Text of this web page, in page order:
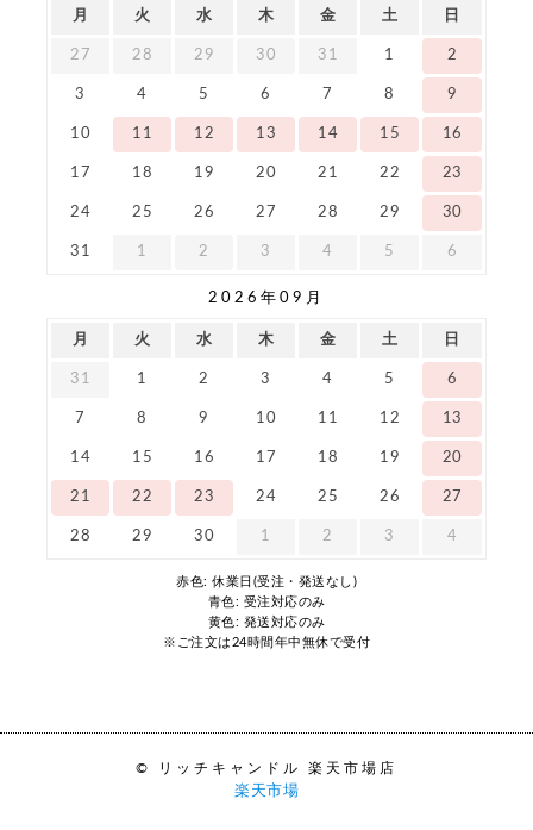
月 火 水 木 金 土 日
27 28 29 30 31 1 2
3 4 5 6 7 8 9
10 11 12 13 14 15 16
17 18 19 20 21 22 23
24 25 26 27 28 29 30
31 1 2 3 4 5 6
2026年09月
月 火 水 木 金 土 日
31 1 2 3 4 5 6
7 8 9 10 11 12 13
14 15 16 17 18 19 20
21 22 23 24 25 26 27
28 29 30 1 2 3 4
赤色: 休業日(受注・発送なし)
青色: 受注対応のみ
黄色: 発送対応のみ
※ご注文は24時間年中無休で受付
© リッチキャンドル 楽天市場店
楽天市場